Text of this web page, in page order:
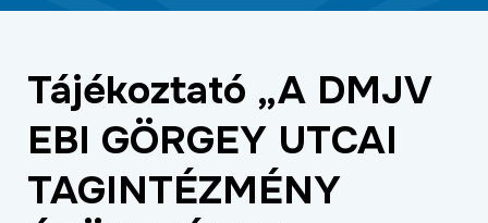
KÖZLEKEDÉSFEJLESZTÉS
KULTÚRA
ÉLETMINŐSÉG
Tájékoztató „A DMJV
EBI GÖRGEY UTCAI
TAGINTÉZMÉNY